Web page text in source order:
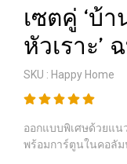
เซตคู่ ‘บ้
หัวเราะ’
SKU : Happy Home
ออกแบบพิเศษด้วยแน
พร้อมการ์ตูนในคอลัม